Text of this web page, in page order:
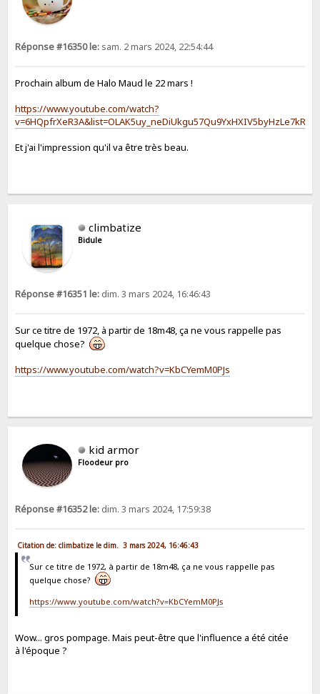
Réponse #16350 le: sam. 2 mars 2024, 22:54:44
Prochain album de Halo Maud le 22 mars !
https://www.youtube.com/watch?
Et j'ai l'impression qu'il va être très beau.
climbatize
Bidule
Réponse #16351 le: dim. 3 mars 2024, 16:46:43
Sur ce titre de 1972, à partir de 18m48, ça ne vous rappelle pas
quelque chose?
https://www.youtube.com/watch?v=KbCYemM0PJs
kid armor
Floodeur pro
Réponse #16352 le: dim. 3 mars 2024, 17:59:38
Citation de: climbatize le dim. 3 mars 2024, 16:46:43
Sur ce titre de 1972, à partir de 18m48, ça ne vous rappelle pas
quelque chose?
https://www.youtube.com/watch?v=KbCYemM0PJs
Wow... gros pompage. Mais peut-être que l'influence a été citée
à l'époque ?